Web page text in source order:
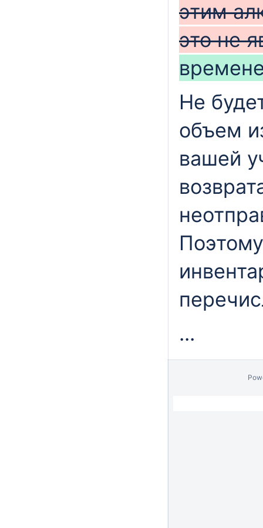
этим
это не
Не
объем
вашей
...